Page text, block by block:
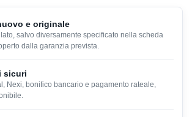
e originale
salvo diversamente specificato nella scheda
dalla garanzia prevista.
sicuri
Nexi, bonifico bancario e pagamento rateale,